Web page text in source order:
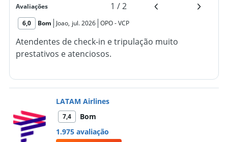
Avaliações 1 /2
6,0 Bom Joao, jul. 2026 OPO-VCP
Atendentes de check-in e tripulação muito
prestativos e atenciosos.
LATAM Airlines
7,4
Bom
1.975 avaliação